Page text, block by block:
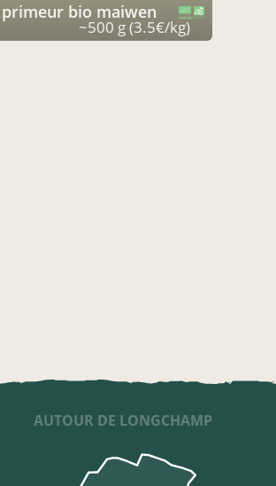
primeur bio maiwen
~500 g (3.5€/kg)
AUTOUR DE LONGCHAMP